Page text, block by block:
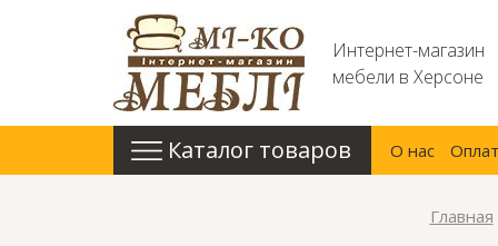
Интернет-магазин
мебели в Херсоне
Каталог товаров О нас
Главная